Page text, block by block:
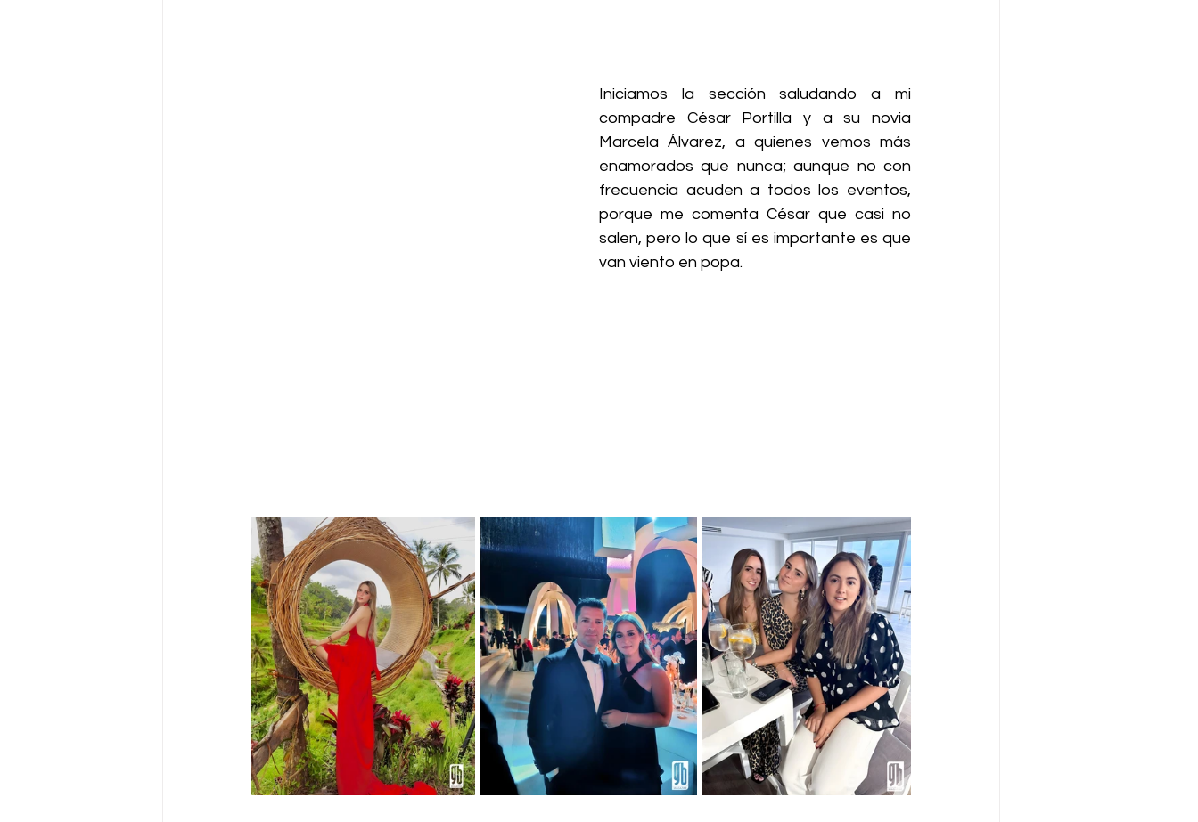
Iniciamos la sección saludando a mi
compadre César Portilla y a su novia
Marcela Álvarez, a quienes vemos más
enamorados que nunca; aunque no con
frecuencia acuden a todos los eventos,
porque me comenta César que casi no
salen, pero lo que sí es importante es que
van viento en popa.